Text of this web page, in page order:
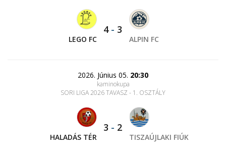
LEGO FC
4- 3
ALPIN FC
2026. Június 05. 20:30
kaminokupa
SORI LIGA 2026 TAVASZ - 1. OSZTÁLY
HALADÁS TÉR
3 - 2
TISZAÚJLAKI FIÚK